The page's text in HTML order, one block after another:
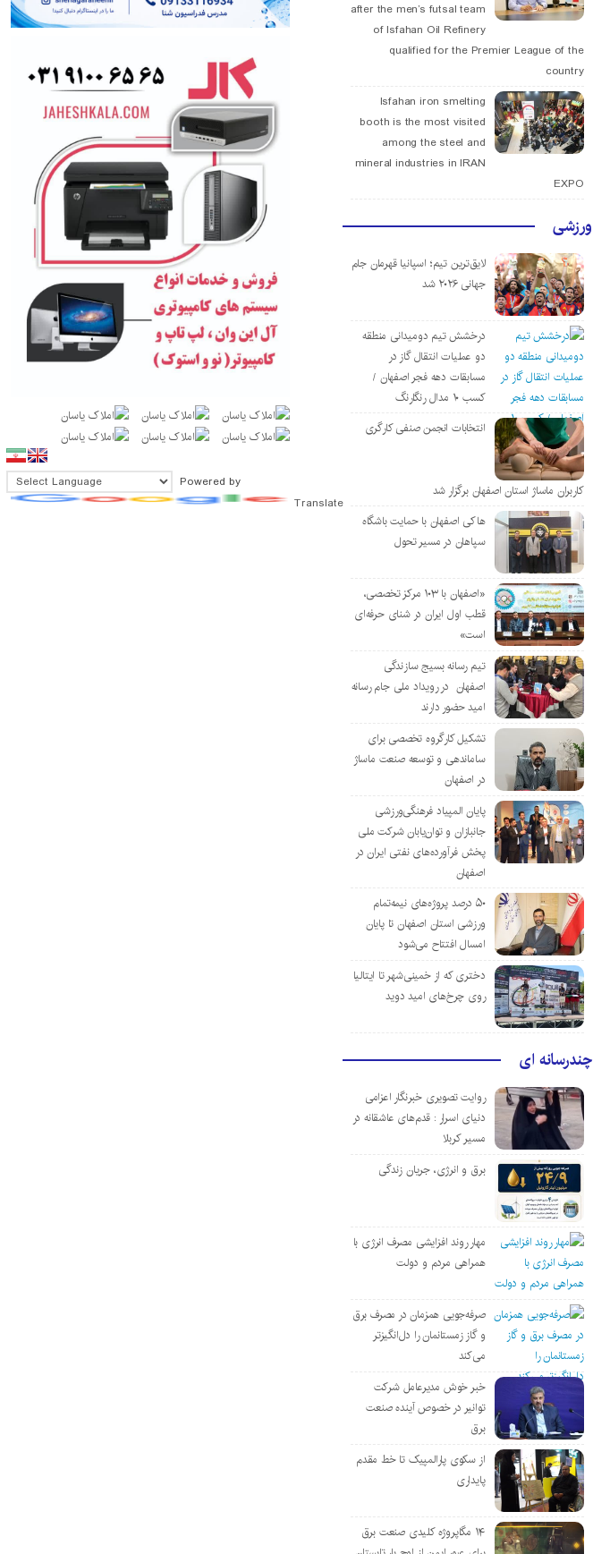
after the men’s futsal team
of Isfahan Oil Refinery
qualified for the Premier League of the
country
Isfahan iron smelting
booth is the most visited
among the steel and
mineral industries in IRAN
EXPO
ورزشی
لایق‌ترین تیم؛ اسپانیا قهرمان جام
جهانی ۲۰۲۶ شد
درخشش تیم دومیدانی منطقه
دو عملیات انتقال گاز در
مسابقات دهه فجر اصفهان /
کسب ۱۰ مدال رنگارنگ
انتخابات انجمن صنفی کارگری
کاربران ماساژ استان اصفهان برگزار شد
هاکی اصفهان با حمایت باشگاه
سپاهان در مسیر تحول
«اصفهان با ۱۰۳ مرکز تخصصی،
قطب اول ایران در شنای حرفه‌ای
است»
تیم رسانه بسیج سازندگی
اصفهان در رویداد ملی جام رسانه
امید حضور دارند
تشکیل کارگروه تخصصی برای
ساماندهی و توسعه صنعت ماساژ
در اصفهان
پایان المپیاد فرهنگی‌ورزشی
جانبازان و توان‌یابان شرکت ملی
پخش فرآورده‌های نفتی ایران در
اصفهان
۵۰ درصد پروژه‌های نیمه‌تمام
ورزشی استان اصفهان تا پایان
امسال افتتاح می‌شود
دختری که از خمینی‌شهر تا ایتالیا
روی چرخ‌های امید دوید
چندرسانه ای
روایت تصویری خبرنگار اعزامی
دنیای اسرار : قدم‌های عاشقانه در
مسیر کربلا
برق و انرژی، جریان زندگی
مهار روند افزایشی مصرف انرژی با
همراهی مردم و دولت
صرفه‌جویی همزمان در مصرف برق
و گاز زمستانمان را دل‌انگیزتر
می‌کند
خبر خوش مدیرعامل شرکت
توانیر در خصوص آینده صنعت
برق
از سکوی پارالمپیک تا خط مقدم
پایداری
۱۴ مگاپروژه‌ کلیدی صنعت برق
Powered by
Translate